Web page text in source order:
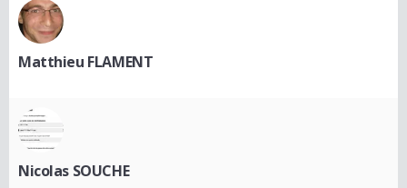
Matthieu FLAMENT
Nicolas SOUCHE